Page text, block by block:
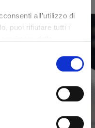
all’utilizzo di
puoi rifiutare tutti i
SELEZIONATI.